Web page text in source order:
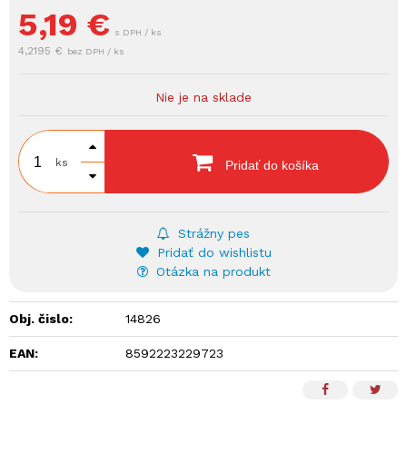
5,19 € s DPH / ks
4,2195 € bez DPH / ks
Nie je na sklade
ks Pridať do košíka
Strážny pes
Pridať do wishlistu
Otázka na produkt
Obj. čislo: 14826
EAN: 8592223229723